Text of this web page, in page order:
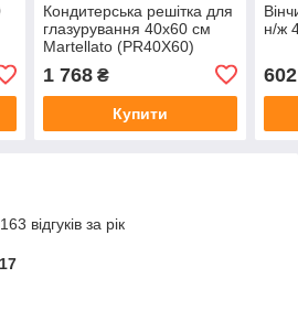
Кондитерська решітка для
глазурування 40x60 cм
Martellato (PR40X60)
1 768₴
Купити
н/ж
602
відгуків за рік